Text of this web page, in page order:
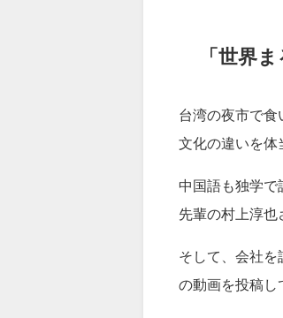
「世界
台湾の夜市で食
文化の違いを体
中国語も独学で
先輩の村上淳也
そして、会社を
の動画を投稿し